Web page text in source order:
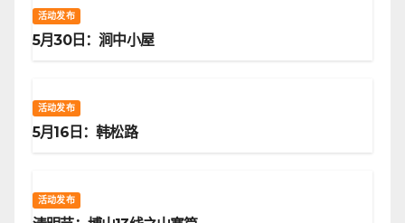
活动发布
5月30日：涧中小屋
活动发布
5月16日：韩松路
活动发布